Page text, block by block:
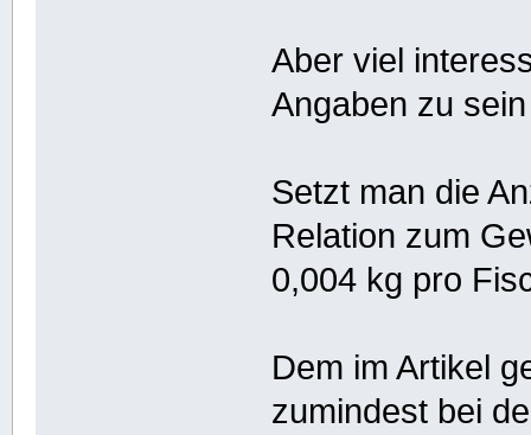
Aber viel
Angaben zu
Setzt man die
Relation zum
0,004 kg pro
Dem im Artikel
zumindest bei